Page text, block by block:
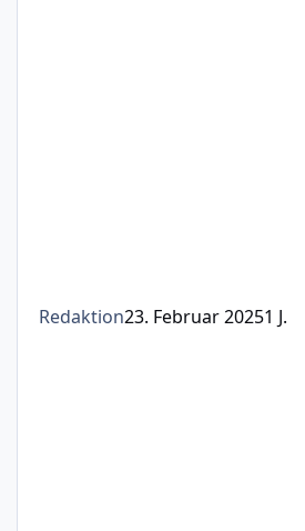
Redaktion23. Februar 20251 J.